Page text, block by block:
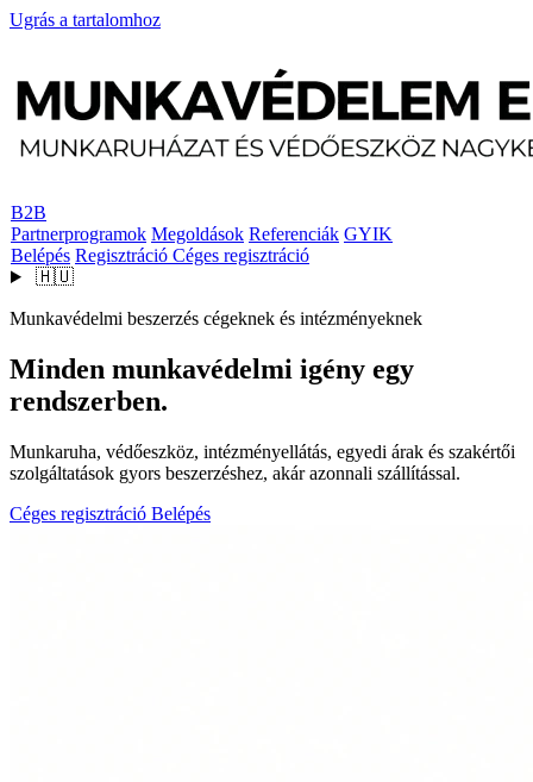
Ugrás a tartalomhoz
B2B
Partnerprogramok Megoldások Referenciák GYIK
Belépés Regisztráció Céges regisztráció
🇭🇺
Munkavédelmi beszerzés cégeknek és intézményeknek
Minden munkavédelmi igény egy
rendszerben.
Munkaruha, védőeszköz, intézményellátás, egyedi árak és szakértői
szolgáltatások gyors beszerzéshez, akár azonnali szállítással.
Céges regisztráció Belépés